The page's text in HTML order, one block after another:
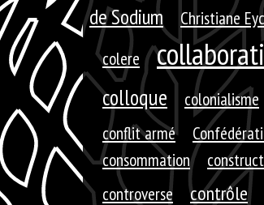
de Sodium
Christiane
colere
colloque colonialisme
conflit armé
consommation
controverse
contrôle